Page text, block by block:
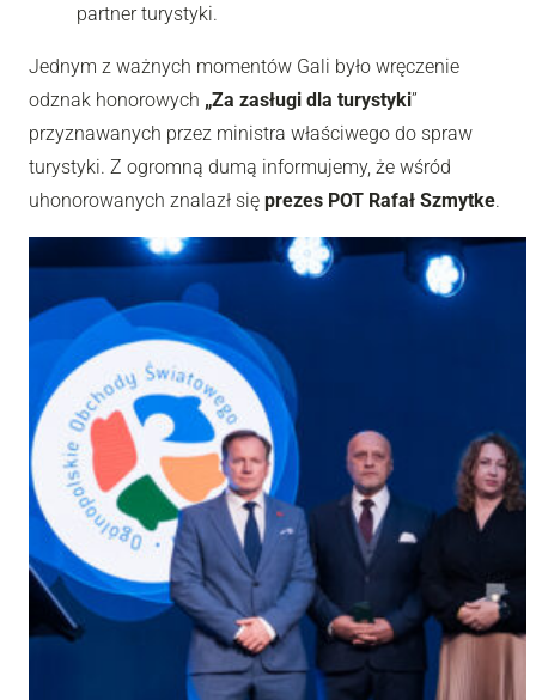
partner turystyki.
Jednym z ważnych momentów Gali było wręczenie
odznak honorowych „Za zasługi dla turystyki”
przyznawanych przez ministra właściwego do spraw
turystyki. Z ogromną dumą informujemy, że wśród
uhonorowanych znalazł się prezes POT Rafał Szmytke.